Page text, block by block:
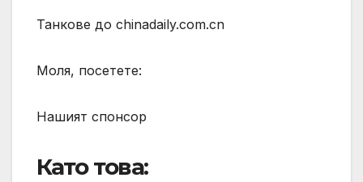
Танкове до chinadaily.com.cn
Моля, посетете:
Нашият спонсор
Като това: